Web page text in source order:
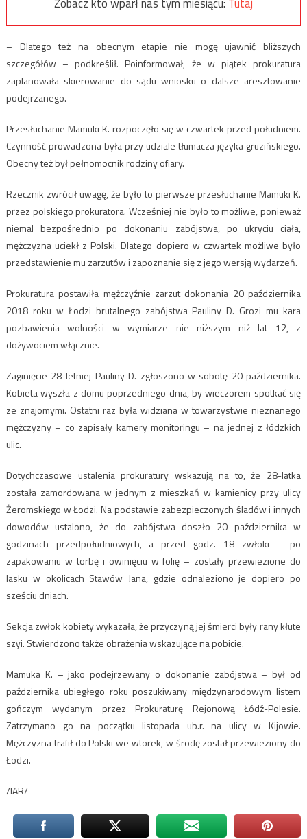
Zobacz kto wparł nas tym miesiącu: Tutaj
– Dlatego też na obecnym etapie nie mogę ujawnić bliższych
szczegółów – podkreślił. Poinformował, że w piątek prokuratura
zaplanowała skierowanie do sądu wniosku o dalsze aresztowanie
podejrzanego.
Przesłuchanie Mamuki K. rozpoczęło się w czwartek przed południem.
Czynność prowadzona była przy udziale tłumacza języka gruzińskiego.
Obecny też był pełnomocnik rodziny ofiary.
Rzecznik zwrócił uwagę, że było to pierwsze przesłuchanie Mamuki K.
przez polskiego prokuratora. Wcześniej nie było to możliwe, ponieważ
niemal bezpośrednio po dokonaniu zabójstwa, po ukryciu ciała,
mężczyzna uciekł z Polski. Dlatego dopiero w czwartek możliwe było
przedstawienie mu zarzutów i zapoznanie się z jego wersją wydarzeń.
Prokuratura postawiła mężczyźnie zarzut dokonania 20 października
2018 roku w Łodzi brutalnego zabójstwa Pauliny D. Grozi mu kara
pozbawienia wolności w wymiarze nie niższym niż lat 12, z
dożywociem włącznie.
Zaginięcie 28-letniej Pauliny D. zgłoszono w sobotę 20 października.
Kobieta wyszła z domu poprzedniego dnia, by wieczorem spotkać się
ze znajomymi. Ostatni raz była widziana w towarzystwie nieznanego
mężczyzny – co zapisały kamery monitoringu – na jednej z łódzkich
ulic.
Dotychczasowe ustalenia prokuratury wskazują na to, że 28-latka
została zamordowana w jednym z mieszkań w kamienicy przy ulicy
Żeromskiego w Łodzi. Na podstawie zabezpieczonych śladów i innych
dowodów ustalono, że do zabójstwa doszło 20 października w
godzinach przedpołudniowych, a przed godz. 18 zwłoki – po
zapakowaniu w torbę i owinięciu w folię – zostały przewiezione do
lasku w okolicach Stawów Jana, gdzie odnaleziono je dopiero po
sześciu dniach.
Sekcja zwłok kobiety wykazała, że przyczyną jej śmierci były rany kłute
szyi. Stwierdzono także obrażenia wskazujące na pobicie.
Mamuka K. – jako podejrzewany o dokonanie zabójstwa – był od
października ubiegłego roku poszukiwany międzynarodowym listem
gończym wydanym przez Prokuraturę Rejonową Łódź-Polesie.
Zatrzymano go na początku listopada ub.r. na ulicy w Kijowie.
Mężczyzna trafił do Polski we wtorek, w środę został przewieziony do
Łodzi.
/IAR/